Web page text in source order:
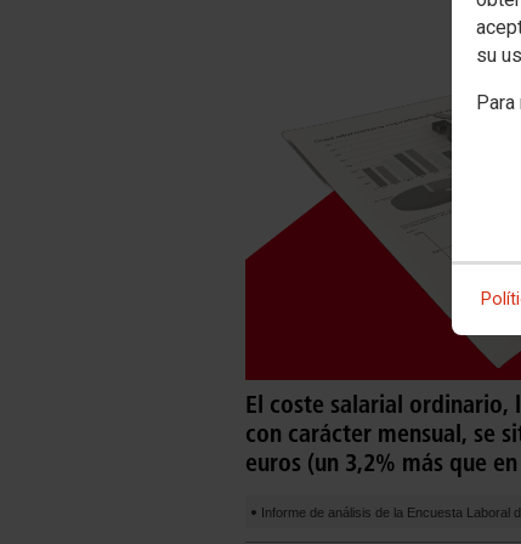
su
El coste salarial
con carácter mensual, se
euros (un 3,2% más que
Informe de análisis de la Encuesta Laboral